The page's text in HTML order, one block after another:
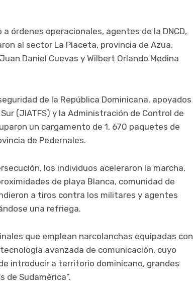
órdenes operacionales, agentes de la DNCD,
al sector La Placeta, provincia de Azua,
Daniel Cuevas y Wilbert Orlando Medina
de la República Dominicana, apoyados
(JIATFS) y la Administración de Control de
un cargamento de 1, 670 paquetes de
de Pedernales.
los individuos aceleraron la marcha,
de playa Blanca, comunidad de
a tiros contra los militares y agentes
una refriega.
que emplean narcolanchas equipadas con
avanzada de comunicación, cuyo
introducir a territorio dominicano, grandes
de Sudamérica”.